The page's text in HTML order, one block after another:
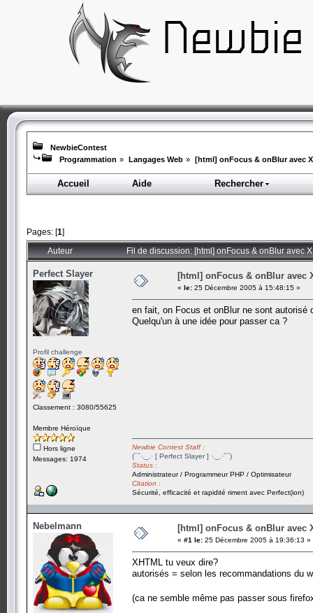
NewbieContest
Programmation » Langages Web » [html] onFocus & onBlur avec
Accueil Aide Rechercher
Pages: [1]
Auteur Fil de discussion: [html] onFocus & onBlur avec
Perfect Slayer
Profil challenge
Classement : 3080/55625
Membre Héroïque
Hors ligne
Messages: 1974
[html] onFocus & onBlur avec
« le: 25 Décembre 2005 à 15:48:15 »
en fait, on Focus et onBlur ne sont autorisé
Quelqu'un à une idée pour passer ca ?
Newbie Contest Staff :
(¯`·._.· [ Perfect Slayer ] ·._.·´¯)
Status :
Administrateur / Programmeur PHP / Optimisateur
Citation :
Sécurité, efficacité et rapidité riment avec Perfect(ion)
Nebelmann [html] onFocus & onBlur avec
« #1 le: 25 Décembre 2005 à 19:36:13 »
XHTML tu veux dire?
autorisés = selon les recommandations du
(ca ne semble même pas passer sous